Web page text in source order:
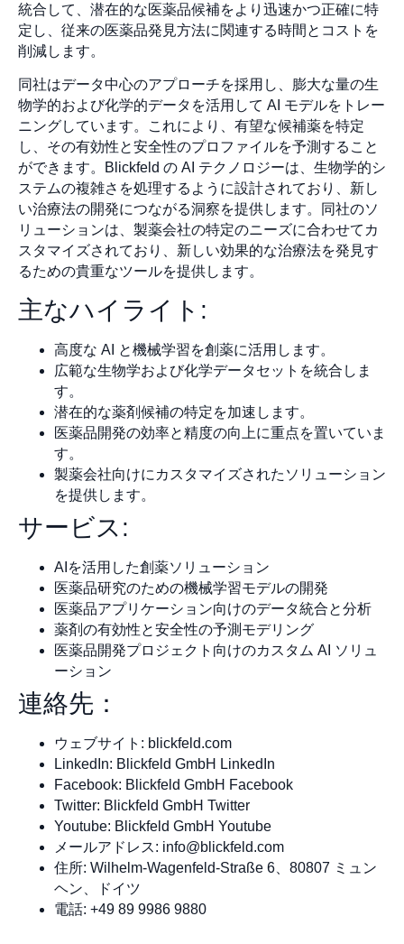
統合して、潜在的な医薬品候補をより迅速かつ正確に特
定し、従来の医薬品発見方法に関連する時間とコストを
削減します。
同社はデータ中心のアプローチを採用し、膨大な量の生
物学的および化学的データを活用して AI モデルをトレー
ニングしています。これにより、有望な候補薬を特定
し、その有効性と安全性のプロファイルを予測すること
ができます。Blickfeld の AI テクノロジーは、生物学的シ
ステムの複雑さを処理するように設計されており、新し
い治療法の開発につながる洞察を提供します。同社のソ
リューションは、製薬会社の特定のニーズに合わせてカ
スタマイズされており、新しい効果的な治療法を発見す
るための貴重なツールを提供します。
主なハイライト:
高度な AI と機械学習を創薬に活用します。
広範な生物学および化学データセットを統合しま
す。
潜在的な薬剤候補の特定を加速します。
医薬品開発の効率と精度の向上に重点を置いていま
す。
製薬会社向けにカスタマイズされたソリューション
を提供します。
サービス:
AIを活用した創薬ソリューション
医薬品研究のための機械学習モデルの開発
医薬品アプリケーション向けのデータ統合と分析
薬剤の有効性と安全性の予測モデリング
医薬品開発プロジェクト向けのカスタム AI ソリュ
ーション
連絡先：
ウェブサイト: blickfeld.com
LinkedIn: Blickfeld GmbH LinkedIn
Facebook: Blickfeld GmbH Facebook
Twitter: Blickfeld GmbH Twitter
Youtube: Blickfeld GmbH Youtube
メールアドレス: info@blickfeld.com
住所: Wilhelm-Wagenfeld-Straße 6、80807 ミュン
ヘン、ドイツ
電話: +49 89 9986 9880